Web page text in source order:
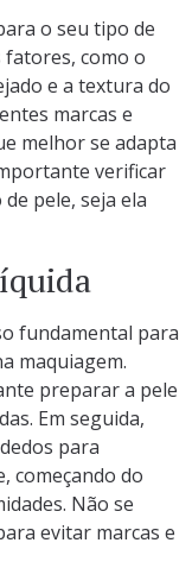
o seu tipo de
como o
e a textura do
marcas e
melhor se adapta
verificar
pele, seja ela
fundamental para
maquiagem.
preparar a pele
Em seguida,
para
começando do
Não se
evitar marcas e